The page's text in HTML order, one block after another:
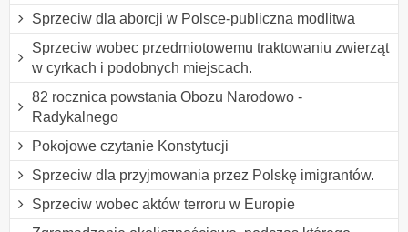
Sprzeciw dla aborcji w Polsce-publiczna modlitwa
Sprzeciw wobec przedmiotowemu traktowaniu zwierząt
w cyrkach i podobnych miejscach.
82 rocznica powstania Obozu Narodowo -
Radykalnego
Pokojowe czytanie Konstytucji
Sprzeciw dla przyjmowania przez Polskę imigrantów.
Sprzeciw wobec aktów terroru w Europie